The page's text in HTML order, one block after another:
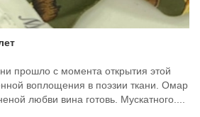
прошло с момента открытия этой
воплощения в поэзии ткани. Омар
любви вина готовь. Мускатного....